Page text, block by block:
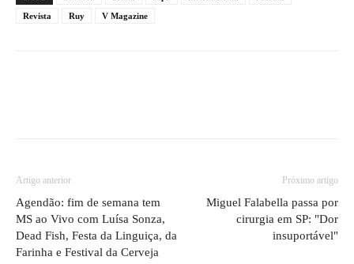
Revista
Ruy V Magazine
Artigo anterior
Agendão: fim de semana tem
MS ao Vivo com Luísa Sonza,
Dead Fish, Festa da Linguiça, da
Farinha e Festival da Cerveja
Próximo artigo
Miguel Falabella passa por
cirurgia em SP: "Dor
insuportável"